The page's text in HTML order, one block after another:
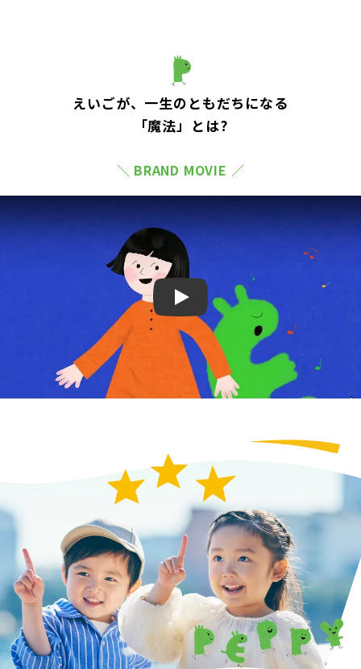
えいごが、一生のともだちになる
「魔法」とは?
＼ BRAND MOVIE ／